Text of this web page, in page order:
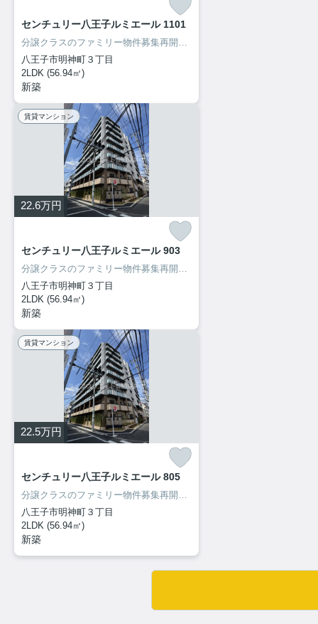
センチュリー八王子ルミエール 1101
分譲クラスのファミリー物件募集再開致しました！内見出来ます！
八王子市明神町３丁目
2LDK (56.94㎡)
新築
賃貸マンション
22.6万円
センチュリー八王子ルミエール 903
分譲クラスのファミリー物件募集再開致しました！内見出来ます！
八王子市明神町３丁目
2LDK (56.94㎡)
新築
賃貸マンション
22.5万円
センチュリー八王子ルミエール 805
分譲クラスのファミリー物件募集再開致しました！内見出来ます！
八王子市明神町３丁目
2LDK (56.94㎡)
新築